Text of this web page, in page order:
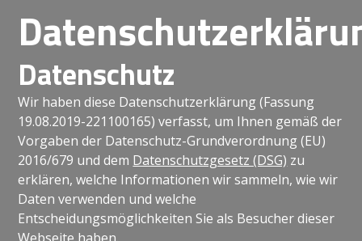
Datenschutz
Wir haben diese Datenschutzerklärung (Fassung
19.08.2019-221100165) verfasst, um Ihnen gemäß der
Vorgaben der Datenschutz-Grundverordnung (EU)
2016/679 und dem Datenschutzgesetz (DSG) zu
erklären, welche Informationen wir sammeln, wie wir
Daten verwenden und welche
Entscheidungsmöglichkeiten Sie als Besucher dieser